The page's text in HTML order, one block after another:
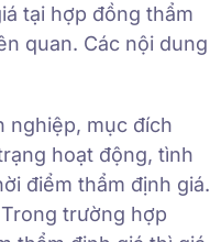
tại hợp đồng thẩm
quan. Các nội dung
nghiệp, mục đích
hoạt động, tình
điểm thẩm định giá.
trường hợp